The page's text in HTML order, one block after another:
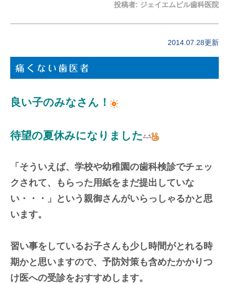
投稿者: ジェイエムビル歯科医院
2014.07.28更新
痛くない歯医者
良い子のみなさん！
待望の夏休みになりました
「そういえば、学校や幼稚園の歯科検診でチェッ
クされて、もらった用紙をまだ提出していな
い・・・」という親御さんがいらっしゃるかと思
います。
習い事をしているお子さんも少し時間がとれる時
期かと思いますので、予防対策も含めたかかりつ
け医への受診をおすすめします。